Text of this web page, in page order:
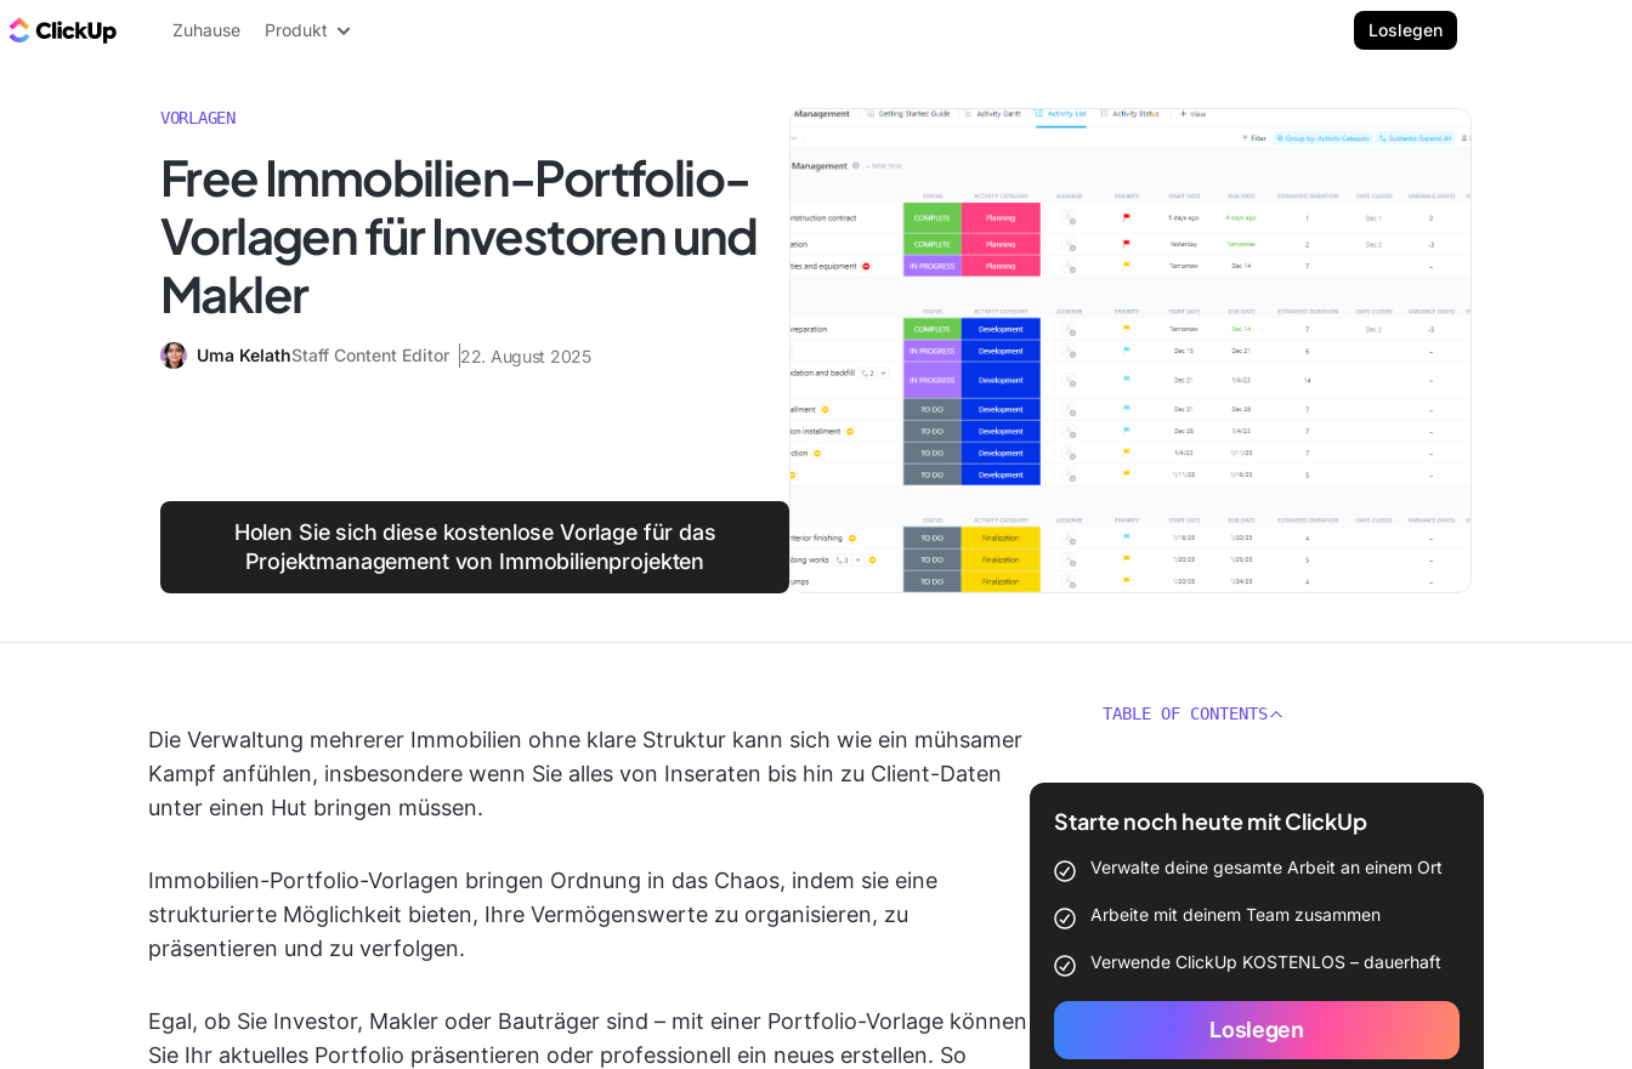
ClickUp Blog
Zuhause Produkt Loslegen
VORLAGEN
Free Immobilien-Portfolio-
Vorlagen für Investoren und
Makler
Uma KelathStaff Content Editor 22. August 2025
Holen Sie sich diese kostenlose Vorlage für das
Projektmanagement von Immobilienprojekten
Die Verwaltung mehrerer Immobilien ohne klare Struktur kann sich wie ein mühsamer
Kampf anfühlen, insbesondere wenn Sie alles von Inseraten bis hin zu Client-Daten
unter einen Hut bringen müssen.
Immobilien-Portfolio-Vorlagen bringen Ordnung in das Chaos, indem sie eine
strukturierte Möglichkeit bieten, Ihre Vermögenswerte zu organisieren, zu
präsentieren und zu verfolgen.
Egal, ob Sie Investor, Makler oder Bauträger sind – mit einer Portfolio-Vorlage können
Sie Ihr aktuelles Portfolio präsentieren oder professionell ein neues erstellen. So
TABLE OF CONTENTS
Starte noch heute mit ClickUp
Verwalte deine gesamte Arbeit an einem Ort
Arbeite mit deinem Team zusammen
Verwende ClickUp KOSTENLOS – dauerhaft
Loslegen